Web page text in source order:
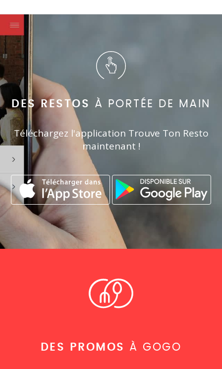
DES RESTOS À PORTÉE DE MAIN
Téléchargez l'application Trouve Ton Resto
maintenant !
DES PROMOS À GOGO